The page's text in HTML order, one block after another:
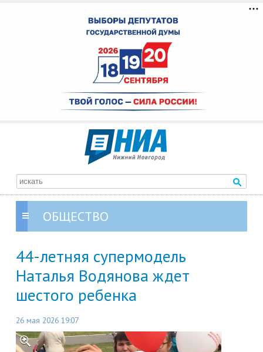
ОБЩЕСТВО
44-летняя супермодель
Наталья Водянова ждет
шестого ребенка
26 мая 2026 19:07